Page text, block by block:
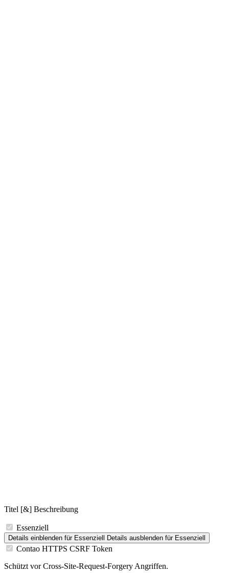
Titel [&] Beschreibung
Essenziell
Details einblenden für Essenziell Details ausblenden für Essenziell
Contao HTTPS CSRF Token
Schützt vor Cross-Site-Request-Forgery Angriffen.